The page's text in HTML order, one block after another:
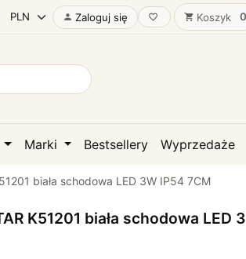
 Zaloguj się favorite_border shopping_cart Koszyk 0
Marki Bestsellery Wyprzedaże
biała schodowa LED 3W IP54 7CM
K51201 biała schodowa LED